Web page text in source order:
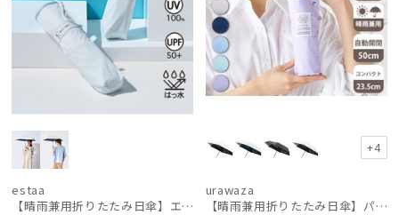
estaa
【晴雨兼用折りたたみ日傘】エスタ(estaa)REIKYAKUパラソル 50㎝ 世界初の放射冷却素材ラディクール 遮光100 UV100
+4
urawaza
【晴雨兼用折りたたみ日傘】パッとさして、サッとしまえる傘コワザ(kowaza) プレーン 50 遮光100% UV100% 自動開閉傘 ワンタッチ